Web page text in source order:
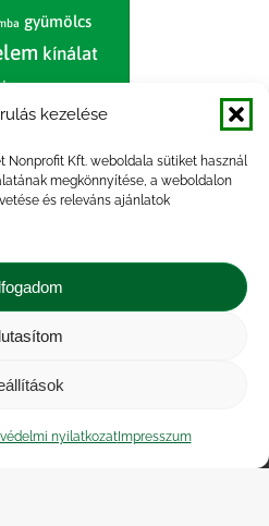
kezelése
Nonprofit Kft. weboldala sütiket használ
megkönnyítése, a weboldalon
és releváns ajánlatok
nyilatkozatImpresszum
gyümölcs
kínálat
narancs
árak
ár
Adatvédelmi nyilatkozat
|